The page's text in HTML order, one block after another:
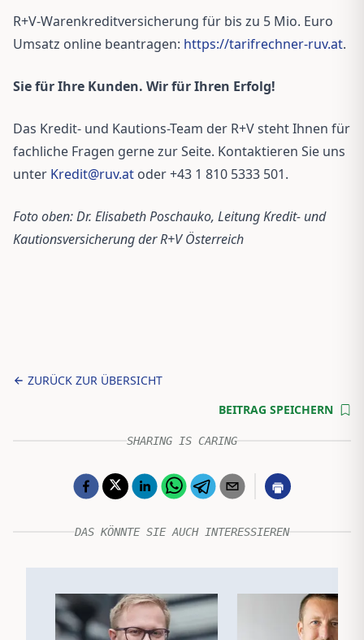
R+V-Warenkreditversicherung für bis zu 5 Mio. Euro
Umsatz online beantragen: https://tarifrechner-ruv.at.
Sie für Ihre Kunden. Wir für Ihren Erfolg!
Das Kredit- und Kautions-Team der R+V steht Ihnen für
fachliche Fragen gerne zur Seite. Kontaktieren Sie uns
unter Kredit@ruv.at oder +43 1 810 5333 501.
Foto oben: Dr. Elisabeth Poschauko, Leitung Kredit- und
Kautionsversicherung der R+V Österreich
ZURÜCK ZUR ÜBERSICHT
BEITRAG SPEICHERN
SHARING IS CARING
DAS KÖNNTE SIE AUCH INTERESSIEREN